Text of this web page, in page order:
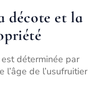
décote et la
est déterminée par
l’âge de l’usufruitier